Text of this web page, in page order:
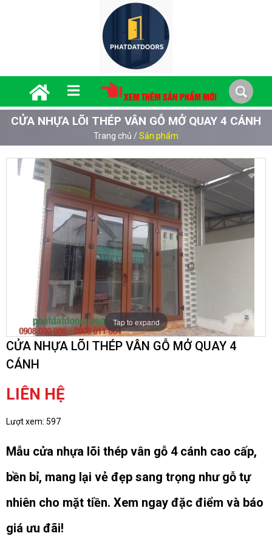
XEM THÊM SẢN PHẨM MỚI
CỬA NHỰA LÕI THÉP VÂN GỖ MỞ QUAY 4 CÁNH
Trang chủ / Sản phẩm
Tap to expand
CỬA NHỰA LÕI THÉP VÂN GỖ MỞ QUAY 4
CÁNH
LIÊN HỆ
Lượt xem: 597
Mẫu cửa nhựa lõi thép vân gỗ 4 cánh cao cấp,
bền bỉ, mang lại vẻ đẹp sang trọng như gỗ tự
nhiên cho mặt tiền. Xem ngay đặc điểm và báo
giá ưu đãi!